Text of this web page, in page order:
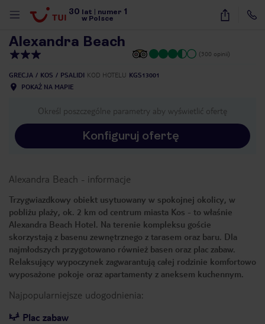
30 lat numer 1
w Polsce
23
Alexandra Beach
(300 opinii)
GRECJA KOS PSALIDI KOD HOTELU KGS13001
POKAŻ NA MAPIE
Określ poszczególne parametry aby wyświetlić ofertę
Konfiguruj ofertę
Alexandra Beach - informacje
Trzygwiazdkowy obiekt usytuowany w spokojnej okolicy, w
pobliżu plaży, ok. 2 km od centrum miasta Kos - to właśnie
Alexandra Beach Hotel. Na terenie kompleksu goście
skorzystają z basenu zewnętrznego z tarasem oraz baru. Dla
najmłodszych przygotowano również basen oraz plac zabaw.
Relaksujący wypoczynek zagwarantują całej rodzinie komfortowo
wyposażone pokoje oraz apartamenty z aneksem kuchennym.
Najpopularniejsze udogodnienia:
Plac zabaw